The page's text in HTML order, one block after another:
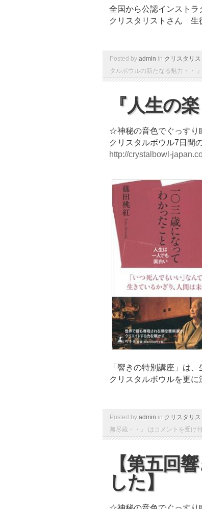
全国から公認インストラ
クリスタリストさん 生
Posted by admin in クリスタリ
タルボウルの新たなる魅力・・
『人生の
☆神秘の音色でぐっすり
クリスタルボウル7日間
http://crystalbowl-
「響きの特別講座」は
クリスタルボウルを更に
Posted by admin in クリスタリ
無尽蔵・・』 は コメントを受け
【第五回
した】